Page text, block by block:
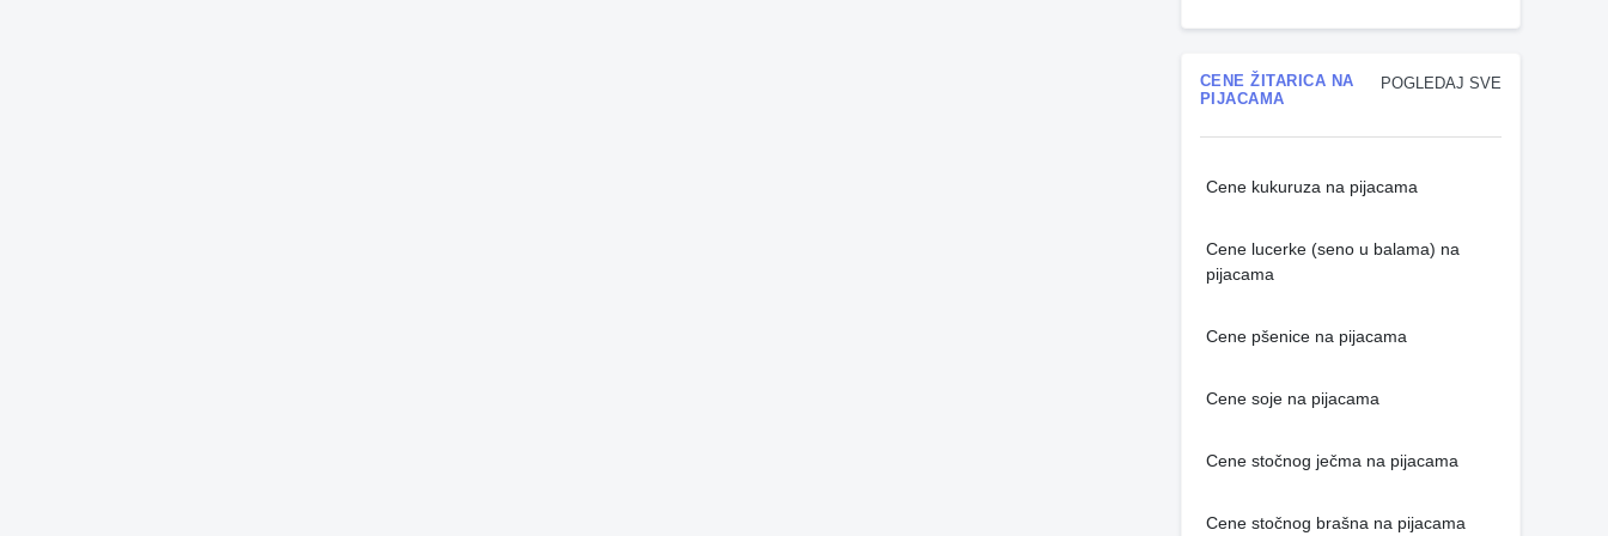
POGLEDAJ SVE
CENE ŽITARICA NA
PIJACAMA
Cene kukuruza na pijacama
Cene lucerke (seno u balama) na
pijacama
Cene pšenice na pijacama
Cene soje na pijacama
Cene stočnog ječma na pijacama
Cene stočnog brašna na pijacama